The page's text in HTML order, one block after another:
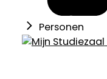
Personen